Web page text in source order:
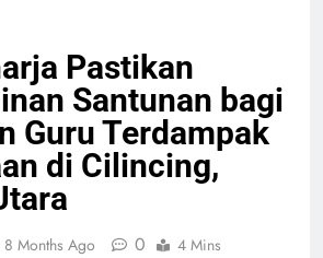
Pastikan
Santunan bagi
Guru Terdampak
di Cilincing,
8 Months Ago 0 4 Mins